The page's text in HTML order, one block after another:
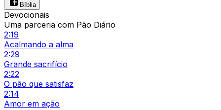
Bíblia
Devocionais
Uma parceria com Pão Diário
2:19
Acalmando a alma
2:29
Grande sacrifício
2:22
O pão que satisfaz
2:14
Amor em ação